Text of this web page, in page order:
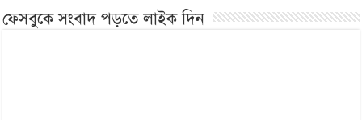
ফেসবুকে সংবাদ পড়তে লাইক দিন